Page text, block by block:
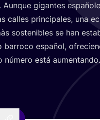
gigan­tes
calles prin­ci­pa­les, una
sos­te­ni­bles se han
barro­co espa­ñol,
está